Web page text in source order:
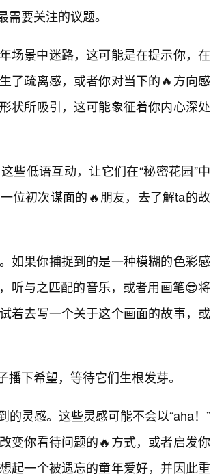
要关注的议题。
场景中迷路，这可能是在提示你，在
了疏离感，或者你对当下的🔥方向感
状所吸引，这可能象征着你内心深处
些低语互动，让它们在“秘密花园”中
位初次谋面的🔥朋友，去了解ta的故
如果你捕捉到的是一种模糊的色彩感
听与之匹配的音乐，或者用画笔😎将
着去写一个关于这个画面的故事，或
下希望，等待它们生根发芽。
灵感。这些灵感可能不会以“aha！”
变你看待问题的🔥方式，或者启发你
起一个被遗忘的童年爱好，并因此重